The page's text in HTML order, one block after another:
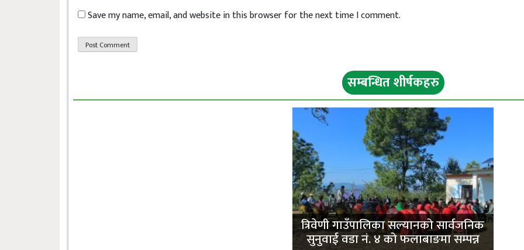
Save my name, email, and website in this browser for the next time I comment.
सम्बन्धित शीर्षकहरु
छत्रेश्वरीलाई हराउँदै त्रिबेणी २१ रनले विजयी
त्रिवेणी गाउँपालिका सल्यानको सार्वजनिक
सुनुवाई वडा नं. ४ को फलाबाङमा सम्पन्न